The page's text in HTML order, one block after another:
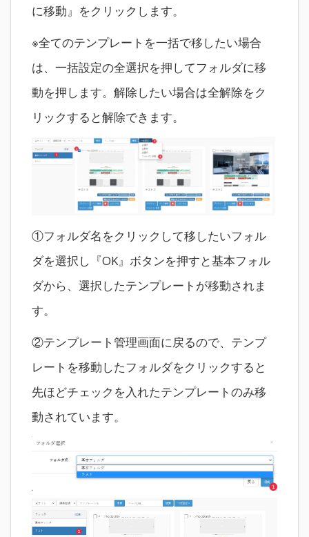
に移動』をクリックします。
※全てのテンプレートを一括で移したい場合
は、一括設定の全選択を押してフォルダに移
動を押します。解除したい場合は全解除をク
リックすると解除できます。
①フォルダ名をクリックして移したいフォル
ダを選択し『OK』ボタンを押すと基本フォル
ダから、選択したテンプレートが移動されま
す。
②テンプレート管理画面に戻るので、テンプ
レートを移動したフォルダをクリックすると
先ほどチェックを入れたテンプレートのみ移
動されています。